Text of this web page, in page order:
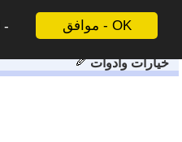
موافق - OK
خيارات وادوات